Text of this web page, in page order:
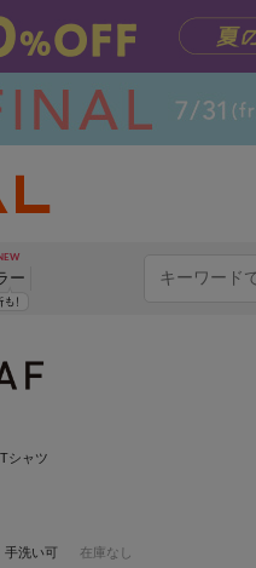
ー
シャツ
手洗い可 在庫なし